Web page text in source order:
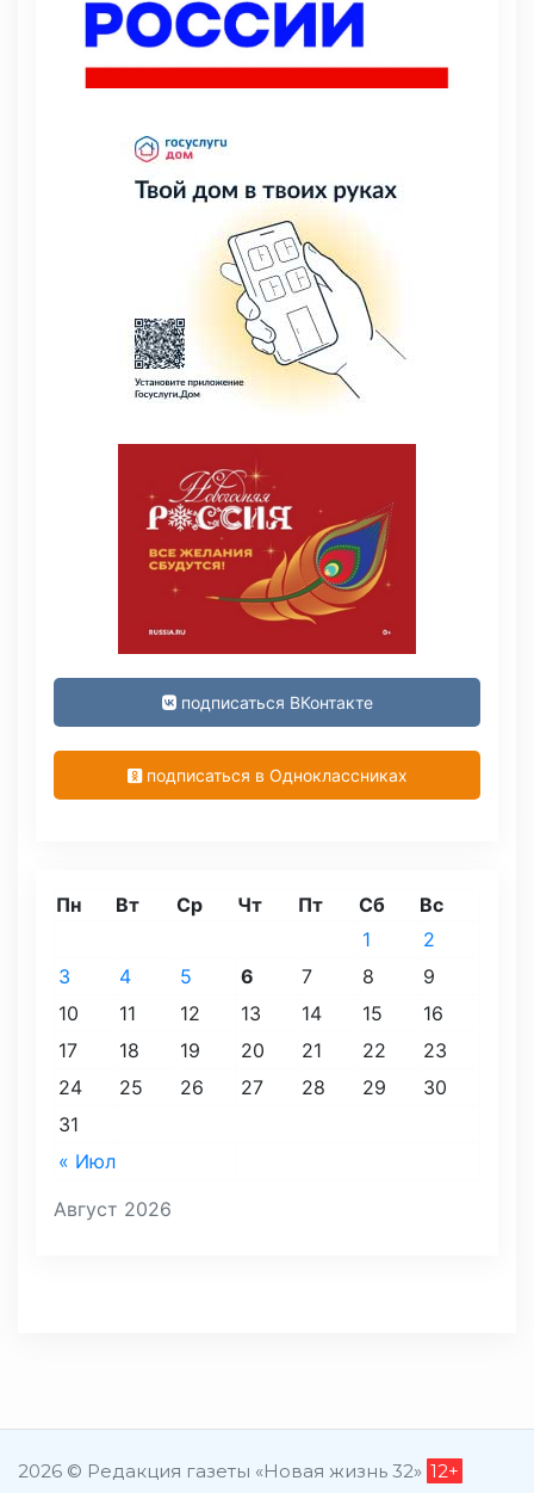
подписаться ВКонтакте
подписаться в Одноклассниках
Август 2026
Пн Вт Ср Чт Пт Сб Вс
« Июл
1
2
3
4 5 6 7 8
9
10
11 12 13 14 15
16
17
18 19 20 21 22
23
24
25 26 27 28 29
30
31
2026 © Редакция газеты «Новая жизнь 32» 12+